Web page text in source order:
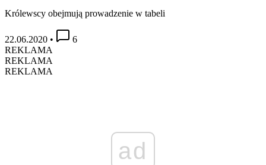
Królewscy obejmują prowadzenie w tabeli
22.06.2020 •
6
REKLAMA
REKLAMA
REKLAMA
ad